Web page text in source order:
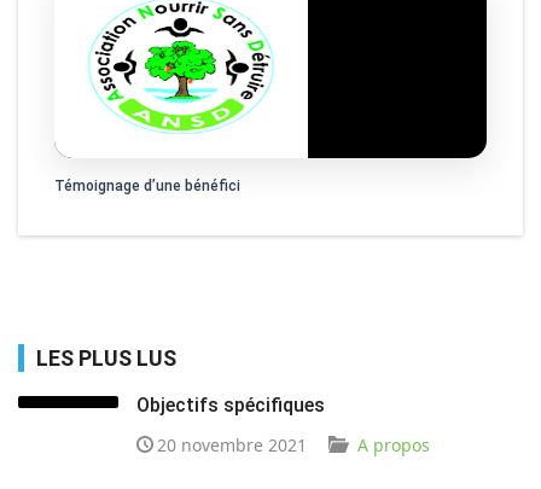
Témoignage d’une bénéfici
LES PLUS LUS
Objectifs spécifiques
20 novembre 2021
A propos